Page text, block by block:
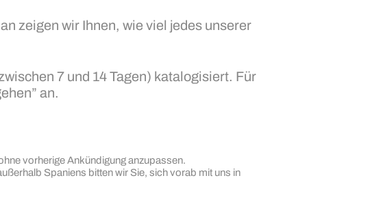
zeigen wir Ihnen, wie viel jedes unserer
7 und 14 Tagen) katalogisiert. Für
an.
vorherige Ankündigung anzupassen.
Spaniens bitten wir Sie, sich vorab mit uns in